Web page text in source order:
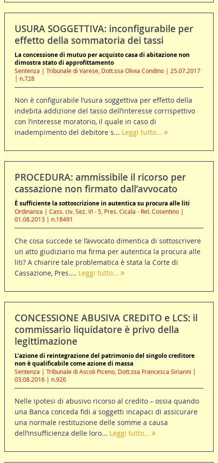
USURA SOGGETTIVA: inconfigurabile per
effetto della sommatoria dei tassi
La concessione di mutuo per acquisto casa di abitazione non
dimostra stato di approfittamento
Sentenza | Tribunale di Varese, Dott.ssa Olivia Condino | 25.07.2017
| n.728
Non è configurabile l’usura soggettiva per effetto della
indebita addizione del tasso dell’interesse corrispettivo
con l’interesse moratorio, il quale in caso di
inadempimento del debitore s... Leggi tutto...
PROCEDURA: ammissibile il ricorso per
cassazione non firmato dall’avvocato
È sufficiente la sottoscrizione in autentica su procura alle liti
Ordinanza | Cass. civ. Sez. VI - 5, Pres. Cicala - Rel. Cosentino |
01.08.2013 | n.18491
Che cosa succede se l’avvocato dimentica di sottoscrivere
un atto giudiziario ma firma per autentica la procura alle
liti? A chiarire tale problematica è stata la Corte di
Cassazione, Pres.... Leggi tutto...
CONCESSIONE ABUSIVA CREDITO e LCS: il
commissario liquidatore è privo della
legittimazione
L’azione di reintegrazione del patrimonio del singolo creditore
non è qualificabile come azione di massa
Sentenza | Tribunale di Ascoli Piceno, Dott.ssa Francesca Sirianni |
03.08.2016 | n.926
Nelle ipotesi di abusivo ricorso al credito – ossia quando
una Banca conceda fidi a soggetti incapaci di assicurare
una normale restituzione delle somme a causa
dell’insufficienza delle loro... Leggi tutto...